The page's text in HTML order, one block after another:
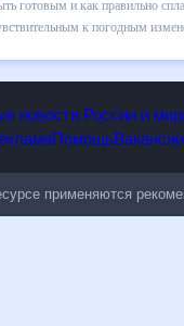
какая будет погода
Подобный прогноз
новости России и
применяются